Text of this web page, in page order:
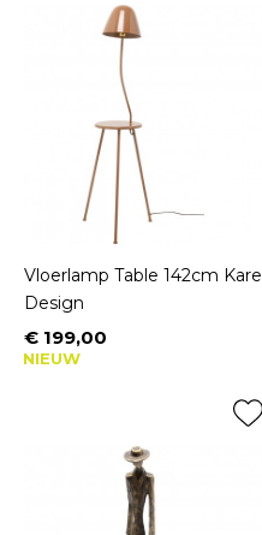
Vloerlamp Table 142cm Kare
Design
Prijs
€ 199,00
NIEUW